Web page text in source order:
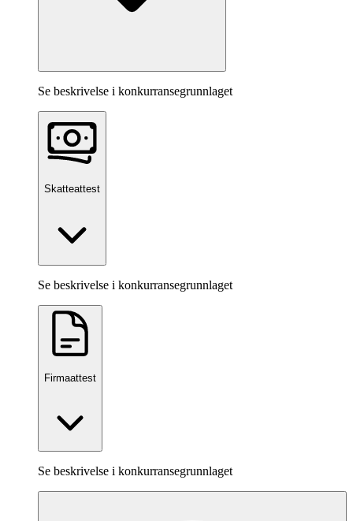
Se beskrivelse i konkurransegrunnlaget
Skatteattest
Se beskrivelse i konkurransegrunnlaget
Firmaattest
Se beskrivelse i konkurransegrunnlaget